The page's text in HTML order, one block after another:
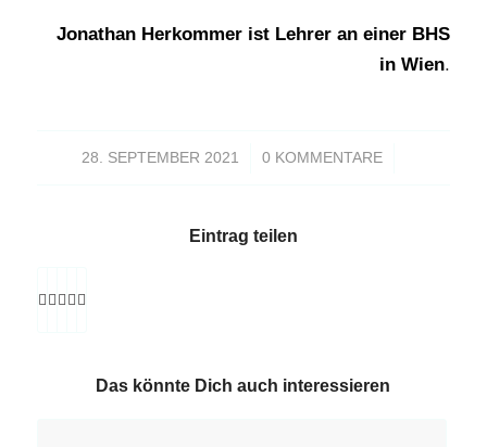
Jonathan Herkommer ist Lehrer an einer BHS
in Wien.
28. SEPTEMBER 2021
/ 0 KOMMENTARE
/
Eintrag teilen
Das könnte Dich auch interessieren